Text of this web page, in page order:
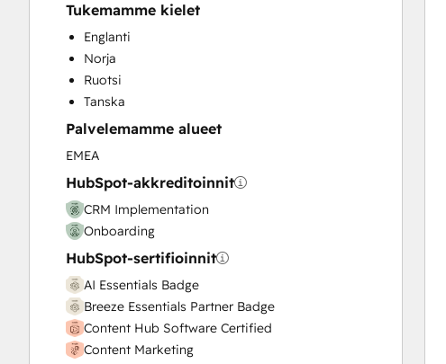
Tukemamme kielet
Englanti
Norja
Ruotsi
Tanska
Palvelemamme alueet
EMEA
HubSpot-akkreditoinnit
CRM Implementation
Onboarding
HubSpot-sertifioinnit
AI Essentials Badge
Breeze Essentials Partner Badge
Content Hub Software Certified
Content Marketing